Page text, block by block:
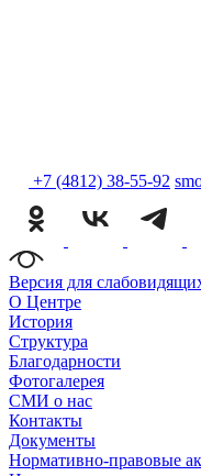
+7 (4812) 38-55-92
Версия для
О Центре
История
Структура
Благодарности
Фотогалерея
СМИ о нас
Контакты
Документы
Нормативно-правовые